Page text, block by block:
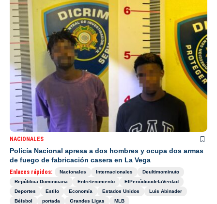
NACIONALES
Policía Nacional apresa a dos hombres y ocupa dos armas
de fuego de fabricación casera en La Vega
Enlaces rápidos: Nacionales Internacionales
Deultimominuto
República Dominicana
Entretenimiento
ElPeriódicodelaVerdad
Deportes
Estilo Economía Estados Unidos
Luis Abinader
Béisbol
portada Grandes Ligas MLB